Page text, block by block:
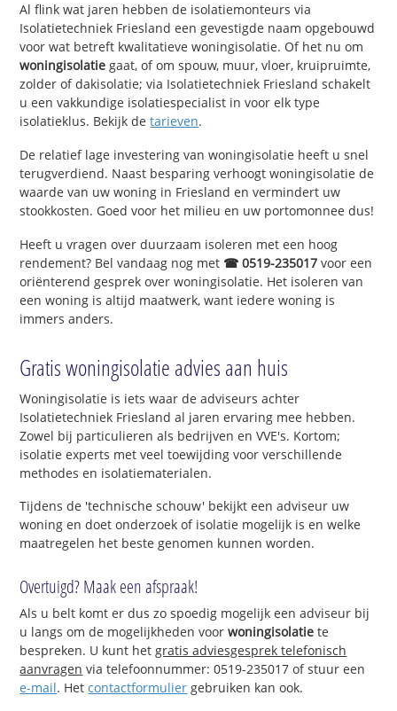
Al flink wat jaren hebben de isolatiemonteurs via
Isolatietechniek Friesland een gevestigde naam opgebouwd
voor wat betreft kwalitatieve woningisolatie. Of het nu om
woningisolatie gaat, of om spouw, muur, vloer, kruipruimte,
zolder of dakisolatie; via Isolatietechniek Friesland schakelt
u een vakkundige isolatiespecialist in voor elk type
isolatieklus. Bekijk detarieven.
De relatief lage investering van woningisolatie heeft u snel
terugverdiend. Naast besparing verhoogt woningisolatie de
waarde van uw woning in Friesland en vermindert uw
stookkosten. Goed voor het milieu en uw portomonnee dus!
Heeft u vragen over duurzaam isoleren met een hoog
rendement? Bel vandaag nog met ☎ 0519-235017 voor een
oriënterend gesprek over woningisolatie. Het isoleren van
een woning is altijd maatwerk, want iedere woning is
immers anders.
Gratis woningisolatie advies aan huis
Woningisolatie is iets waar de adviseurs achter
Isolatietechniek Friesland al jaren ervaring mee hebben.
Zowel bij particulieren als bedrijven en VVE's. Kortom;
isolatie experts met veel toewijding voor verschillende
methodes en isolatiematerialen.
Tijdens de 'technische schouw' bekijkt een adviseur uw
woning en doet onderzoek of isolatie mogelijk is en welke
maatregelen het beste genomen kunnen worden.
Overtuigd? Maak een afspraak!
Als u belt komt er dus zo spoedig mogelijk een adviseur bij
u langs om de mogelijkheden voorwoningisolatie te
bespreken. U kunt hetgratis adviesgesprek telefonisch
aanvragen via telefoonnummer: 0519-235017 of stuur een
e-mail. Hetcontactformulier gebruiken kan ook.